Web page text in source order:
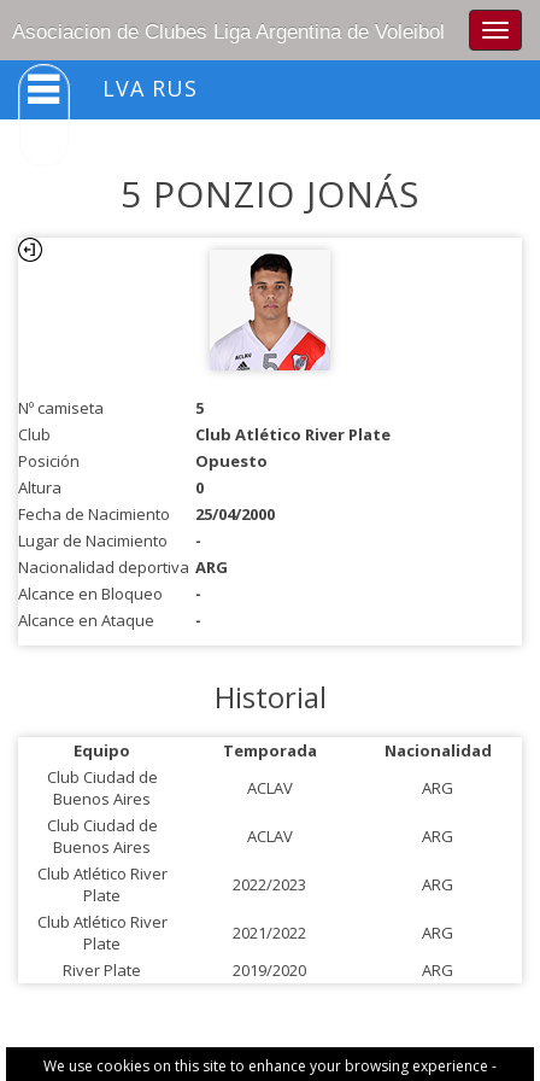
We use cookies on this site to enhance your browsing experience -
Asociacion de Clubes Liga Argentina de Voleibol
LVA RUS
5 PONZIO JONÁS
Nº camiseta
5
Club
Club Atlético River Plate
Posición
Opuesto
Altura
0
Fecha de Nacimiento
25/04/2000
Lugar de Nacimiento
-
Nacionalidad deportiva ARG
Alcance en Bloqueo
-
Alcance en Ataque
-
Historial
Equipo Temporada
Nacionalidad
Club Ciudad de
Buenos Aires
ACLAV
ARG
Club Ciudad de
Buenos Aires
ACLAV
ARG
Club Atlético River
Plate
2022/2023
ARG
Club Atlético River
Plate
2021/2022
ARG
River Plate
2019/2020 ARG